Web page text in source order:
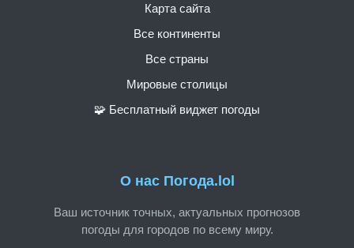
О нас Погода.lol
Ваш источник точных, актуальных прогнозов
погоды для городов по всему миру.
Карта сайта
Все континенты
Все страны
Мировые столицы
🧩 Бесплатный виджет погоды